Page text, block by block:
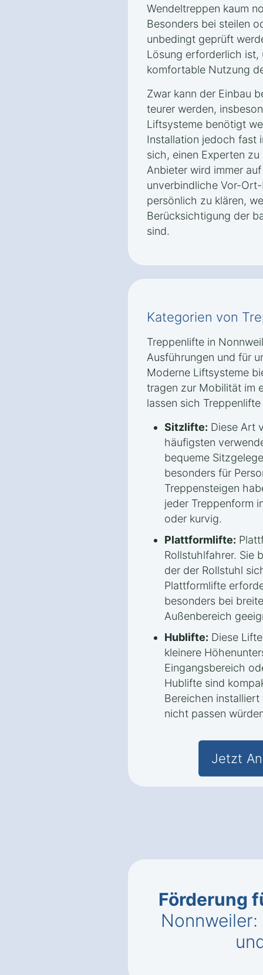
Wendeltreppen kaum
Besonders bei steilen
unbedingt geprüft
Lösung erforderlich ist,
komfortable Nutzung
Zwar kann der Einbau
teurer werden,
Liftsysteme benötigt
Installation jedoch fast
sich, einen Experten
Anbieter wird immer
unverbindliche Vor-
persönlich zu klären,
Berücksichtigung der
sind.
Kategorien von
Treppenlifte in
Ausführungen und für
Moderne Liftsysteme
tragen zur Mobilität im
lassen sich
Sitzlifte: Diese Art
häufigsten
bequeme
besonders für
Treppensteigen
jeder Treppenform
oder kurvig.
Plattformlifte:
Rollstuhlfahrer. Sie
der der Rollstuhl
Plattformlifte
besonders bei
Außenbereich
Hublifte: Diese
kleinere
Eingangsbereich
Hublifte sind
Bereichen
nicht passen
Jetzt
Förderung
Nonnweiler: